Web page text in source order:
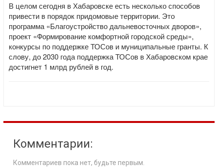
В целом сегодня в Хабаровске есть несколько способов
привести в порядок придомовые территории. Это
программа «Благоустройство дальневосточных дворов»,
проект «Формирование комфортной городской среды»,
конкурсы по поддержке ТОСов и муниципальные гранты. К
слову, до 2030 года поддержка ТОСов в Хабаровском крае
достигнет 1 млрд рублей в год.
Комментарии:
Комментариев пока нет, будьте первым.